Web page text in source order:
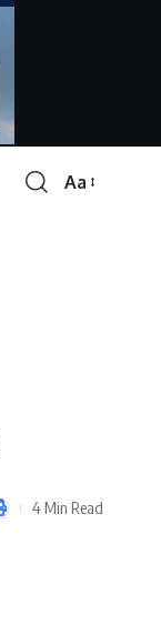
Font
Aa
4 Min Read